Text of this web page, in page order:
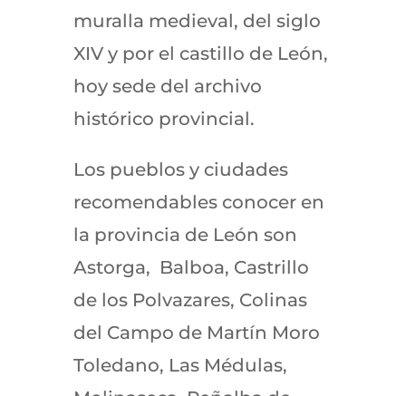
muralla medieval, del siglo
XIV y por el castillo de León,
hoy sede del archivo
histórico provincial.
Los pueblos y ciudades
recomendables conocer en
la provincia de León son
Astorga, Balboa, Castrillo
de los Polvazares, Colinas
del Campo de Martín Moro
Toledano, Las Médulas,